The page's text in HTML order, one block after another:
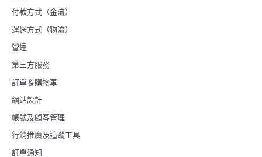
付款方式（金流）
運送方式（物流）
營運
第三方服務
訂單＆購物車
網站設計
帳號及顧客管理
行銷推廣及追蹤工具
訂單通知